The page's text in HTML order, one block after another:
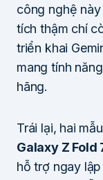
công nghệ
tích thậm chí
triển khai
mang tính
hãng.
Trái lại, hai
Galaxy Z Fold
hỗ trợ ngay